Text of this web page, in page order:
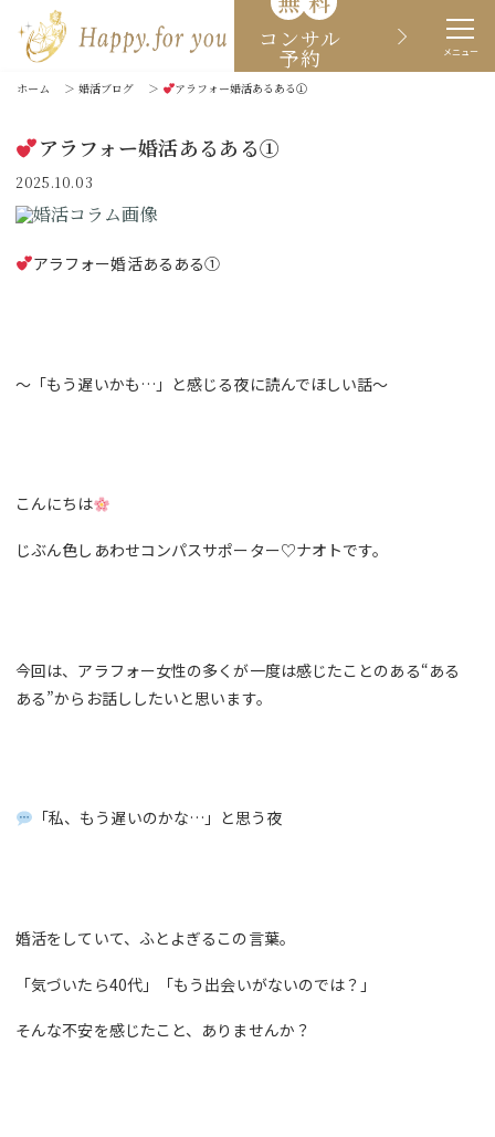
コンサル
予約 メニュー
ホーム ＞ 婚活ブログ ＞ アラフォー婚活あるある①
アラフォー婚活あるある①
2025.10.03
アラフォー婚活あるある①
～「もう遅いかも…」と感じる夜に読んでほしい話～
こんにちは
じぶん色しあわせコンパスサポーター♡ナオトです。
今回は、アラフォー女性の多くが一度は感じたことのある“ある
ある”からお話ししたいと思います。
「私、もう遅いのかな…」と思う夜
婚活をしていて、ふとよぎるこの言葉。
「気づいたら40代」「もう出会いがないのでは？」
そんな不安を感じたこと、ありませんか？